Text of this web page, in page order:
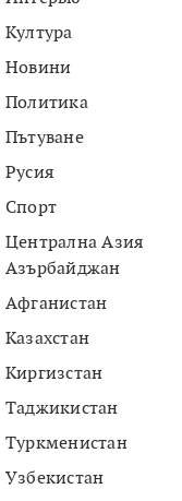
Култура
Новини
Политика
Пътуване
Русия
Спорт
Централна Азия
Азърбайджан
Афганистан
Казахстан
Киргизстан
Таджикистан
Туркменистан
Узбекистан